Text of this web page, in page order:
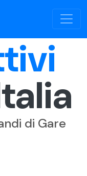
di Gare